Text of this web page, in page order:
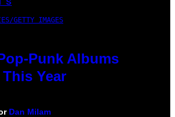
GETTY IMAGES
Punk Albums
Year
Dan Milam